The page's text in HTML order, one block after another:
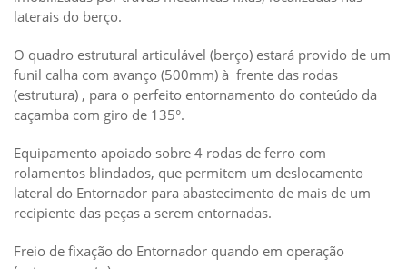
laterais do berço.
O quadro estrutural articulável (berço) estará provido de um
funil calha com avanço (500mm) à frente das rodas
(estrutura) , para o perfeito entornamento do conteúdo da
caçamba com giro de 135°.
Equipamento apoiado sobre 4 rodas de ferro com
rolamentos blindados, que permitem um deslocamento
lateral do Entornador para abastecimento de mais de um
recipiente das peças a serem entornadas.
Freio de fixação do Entornador quando em operação